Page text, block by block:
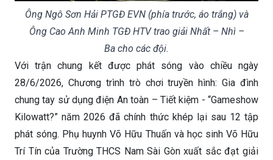
Ông Ngô Sơn Hải PTGĐ EVN (phía trước, áo trắng) và
Ông Cao Anh Minh TGĐ HTV trao giải Nhất – Nhì –
Ba cho các đội.
Với trận chung kết được phát sóng vào chiều ngày
28/6/2026, Chương trình trò chơi truyền hình: Gia đình
chung tay sử dụng điện An toàn – Tiết kiệm - “Gameshow
Kilowatt?” năm 2026 đã chính thức khép lại sau 12 tập
phát sóng. Phụ huynh Võ Hữu Thuấn và học sinh Võ Hữu
Trí Tín của Trường THCS Nam Sài Gòn xuất sắc đạt giải